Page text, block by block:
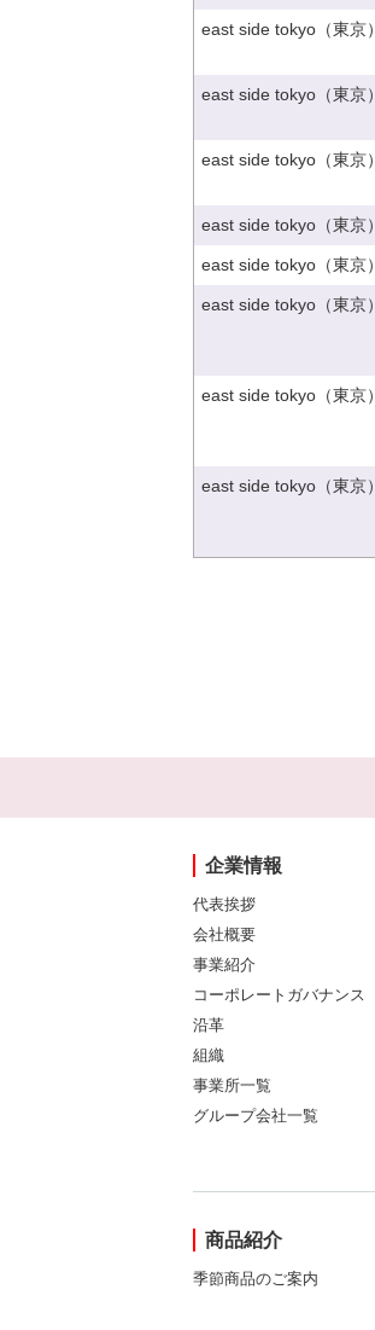
east side tokyo（東京）
east side tokyo（東京）
east side tokyo（東京）
east side tokyo（東京）
east side tokyo（東京）
east side tokyo（東京）
east side tokyo（東京）
east side tokyo（東京）
企業情報
代表挨拶
会社概要
事業紹介
コーポレートガバナンス
沿革
組織
事業所一覧
グループ会社一覧
商品紹介
季節商品のご案内